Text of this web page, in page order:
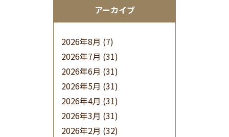
アーカイブ
2026年8月 (7)
2026年7月 (31)
2026年6月 (31)
2026年5月 (31)
2026年4月 (31)
2026年3月 (31)
2026年2月 (32)